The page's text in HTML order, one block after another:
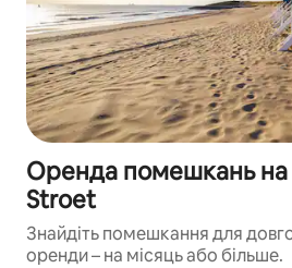
Оренда помешкань на
Stroet
Знайдіть помешкання для
оренди – на місяць або більше.